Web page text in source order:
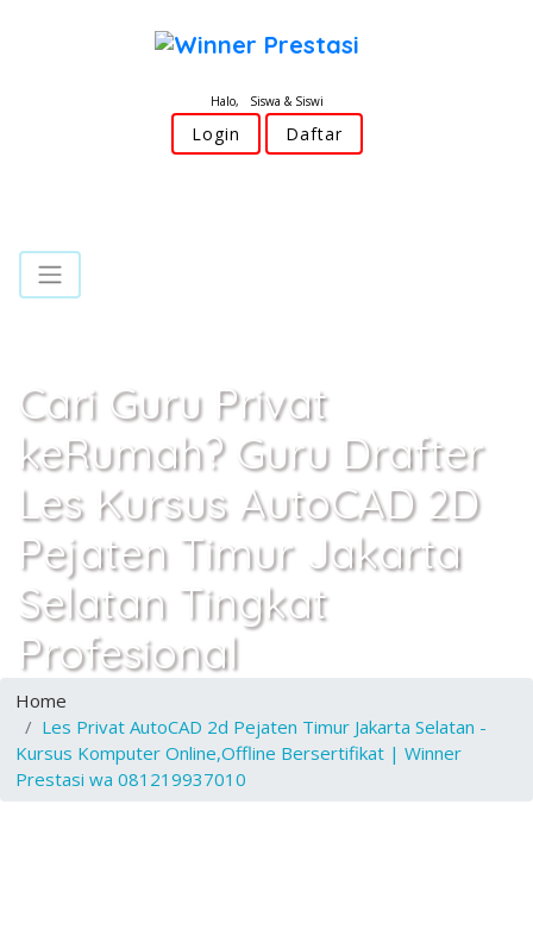
Halo, Siswa & Siswi
Login Daftar
Cari Guru Privat
keRumah? Guru Drafter
Les Kursus AutoCAD 2D
Pejaten Timur Jakarta
Selatan Tingkat
Profesional
Home
Les Privat AutoCAD 2d Pejaten Timur Jakarta Selatan -
Kursus Komputer Online,Offline Bersertifikat | Winner
Prestasi wa 081219937010